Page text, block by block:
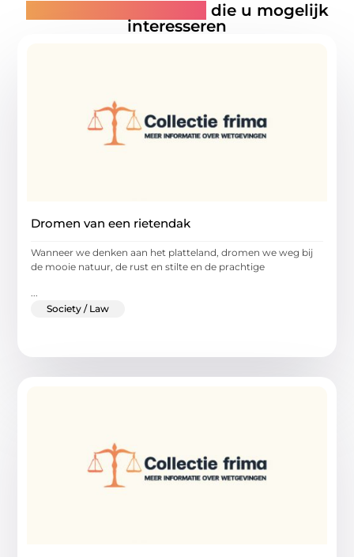
die u mogelijk
interesseren
Dromen van een rietendak
Wanneer we denken aan het platteland, dromen we weg bij
de mooie natuur, de rust en stilte en de prachtige
Society / Law